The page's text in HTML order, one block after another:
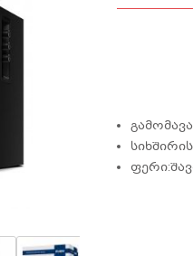
სიხშირის